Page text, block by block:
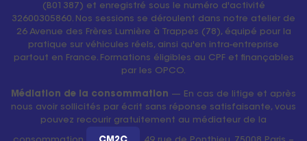
(B01387) et enregistré sous le numéro d'activité
32600305860. Nos sessions se déroulent dans notre atelier de
26 Avenue des Frères Lumière à Trappes (78), équipé pour la
pratique sur véhicules réels, ainsi qu'en intra-entreprise
partout en France. Formations éligibles au CPF et finançables
par les OPCO.
Médiation de la consommation — En cas de litige et après
nous avoir sollicités par écrit sans réponse satisfaisante, vous
pouvez recourir gratuitement au médiateur de la